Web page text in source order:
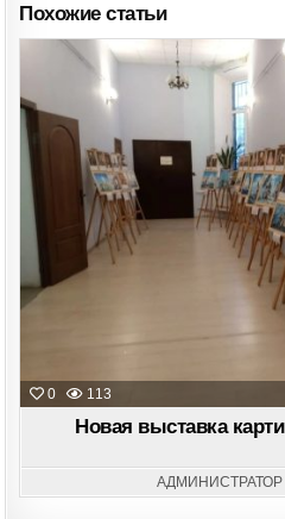
Похожие статьи
0 113
Posted
Новая выставка
АДМИНИСТРАТОР